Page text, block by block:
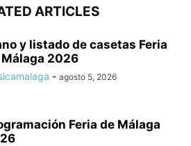
ARTICLES
y listado de casetas Feria
2026
- agosto 5, 2026
Feria de Málaga